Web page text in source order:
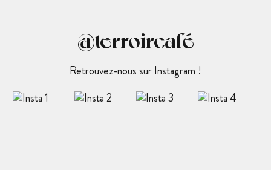
@terroircafé
Retrouvez-nous sur Instagram !